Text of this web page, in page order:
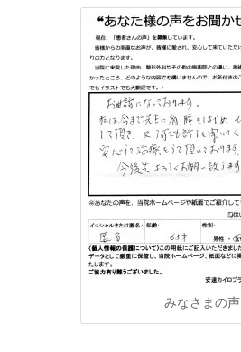
みなさまの声